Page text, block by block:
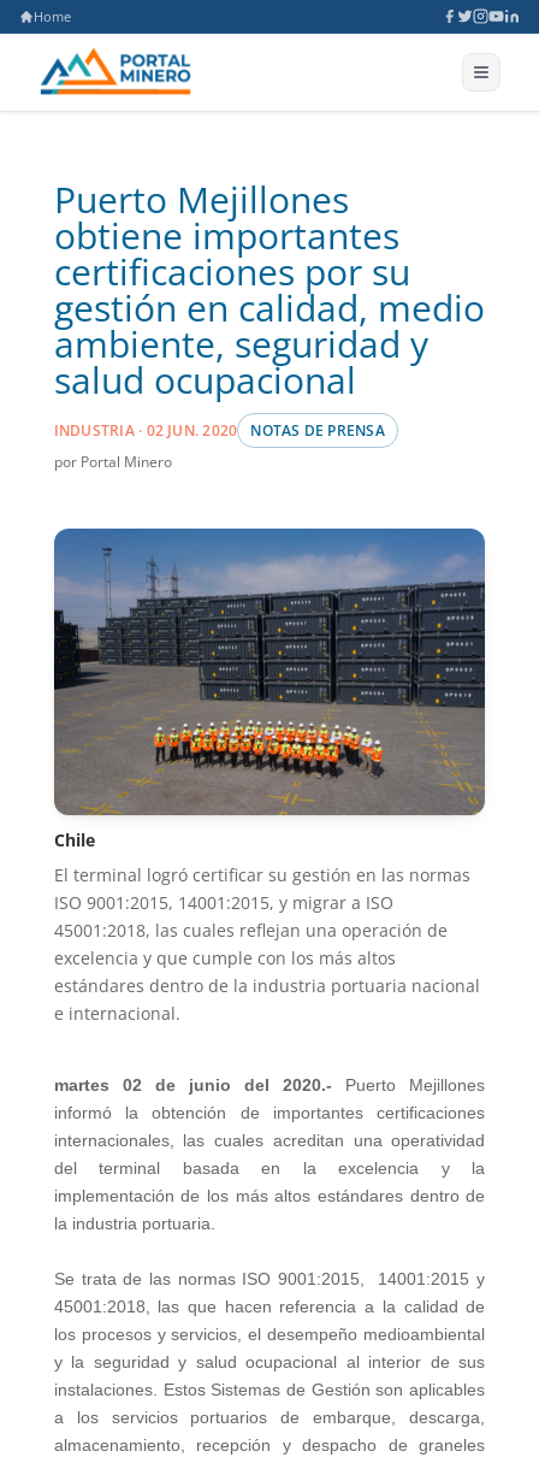
Home
Puerto Mejillones
obtiene importantes
certificaciones por su
gestión en calidad, medio
ambiente, seguridad y
salud ocupacional
INDUSTRIA · 02 JUN. 2020 NOTAS DE PRENSA
por Portal Minero
Chile
El terminal logró certificar su gestión en las normas
ISO 9001:2015, 14001:2015, y migrar a ISO
45001:2018, las cuales reflejan una operación de
excelencia y que cumple con los más altos
estándares dentro de la industria portuaria nacional
e internacional.
martes 02 de junio del 2020.- Puerto Mejillones
informó la obtención de importantes certificaciones
internacionales, las cuales acreditan una operatividad
del terminal basada en la excelencia y la
implementación de los más altos estándares dentro de
la industria portuaria.
Se trata de las normas ISO 9001:2015, 14001:2015 y
45001:2018, las que hacen referencia a la calidad de
los procesos y servicios, el desempeño medioambiental
y la seguridad y salud ocupacional al interior de sus
instalaciones. Estos Sistemas de Gestión son aplicables
a los servicios portuarios de embarque, descarga,
almacenamiento, recepción y despacho de graneles